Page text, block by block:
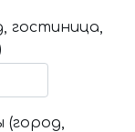
гостиница,
(город,